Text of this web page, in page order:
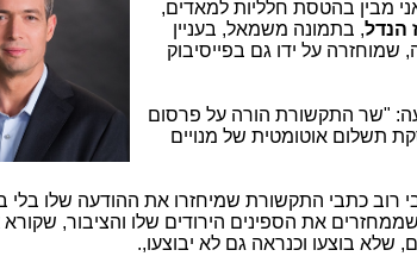
מבין בהטסת חלליות למאדים,
הנדל, בתמונה משמאל, בעניין
שמוחזרה על ידו גם בפייסיבוק
כותרת ההודעה: "שר התקשורת הורה על פרסום
תשלום אוטומטית של מנויים
רוב כתבי התקשורת שמיחזרו את ההודעה שלו בלי
את הספינים הירודים שלו והציבור,
שלא בוצעו וכנראה גם לא יבוצעו,.